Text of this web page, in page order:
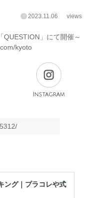
2023.11.06 views
」にて開催～
kyoto
Instagram
ング｜プラコレや式